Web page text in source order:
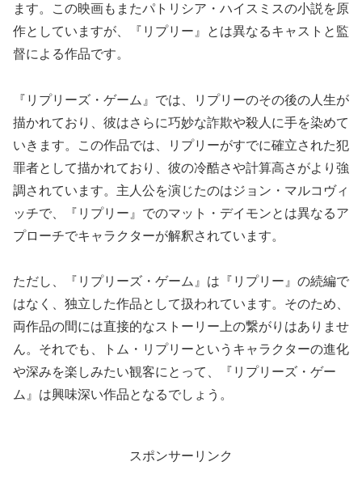
ます。この映画もまたパトリシア・ハイスミスの小説を原
作としていますが、『リプリー』とは異なるキャストと監
督による作品です。
『リプリーズ・ゲーム』では、リプリーのその後の人生が
描かれており、彼はさらに巧妙な詐欺や殺人に手を染めて
いきます。この作品では、リプリーがすでに確立された犯
罪者として描かれており、彼の冷酷さや計算高さがより強
調されています。主人公を演じたのはジョン・マルコヴィ
ッチで、『リプリー』でのマット・デイモンとは異なるア
プローチでキャラクターが解釈されています。
ただし、『リプリーズ・ゲーム』は『リプリー』の続編で
はなく、独立した作品として扱われています。そのため、
両作品の間には直接的なストーリー上の繋がりはありませ
ん。それでも、トム・リプリーというキャラクターの進化
や深みを楽しみたい観客にとって、『リプリーズ・ゲー
ム』は興味深い作品となるでしょう。
スポンサーリンク